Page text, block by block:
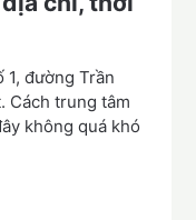
1, đường Trần
Cách trung tâm
không quá khó